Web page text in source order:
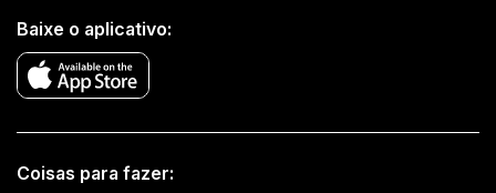
Baixe o aplicativo:
Coisas para fazer: